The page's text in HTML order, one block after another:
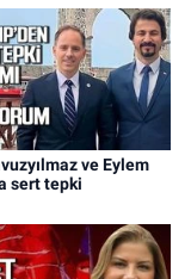
ve Eylem
sert tepki